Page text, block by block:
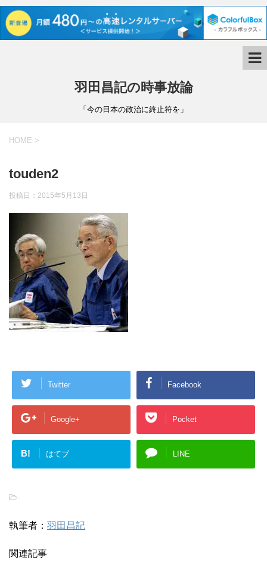
羽田昌記の時事放論
「今の日本の政治に終止符を」
HOME >
touden2
投稿日： 2015年5月13日
Twitter Facebook
Google+ Pocket
B! はてブ LINE
-
執筆者： 羽田昌記
関連記事